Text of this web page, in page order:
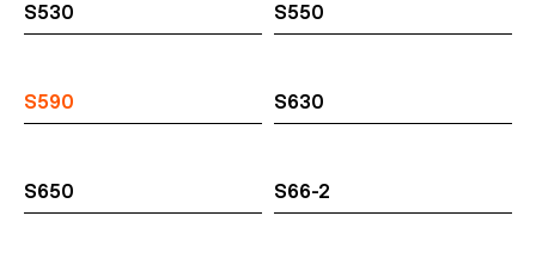
S530 S550
S590 S630
S650 S66-2